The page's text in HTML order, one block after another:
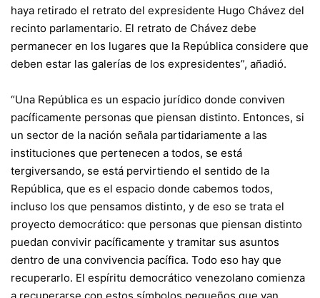
haya retirado el retrato del expresidente Hugo Chávez del
recinto parlamentario. El retrato de Chávez debe
permanecer en los lugares que la República considere que
deben estar las galerías de los expresidentes”, añadió.
“Una República es un espacio jurídico donde conviven
pacíficamente personas que piensan distinto. Entonces, si
un sector de la nación señala partidariamente a las
instituciones que pertenecen a todos, se está
tergiversando, se está pervirtiendo el sentido de la
República, que es el espacio donde cabemos todos,
incluso los que pensamos distinto, y de eso se trata el
proyecto democrático: que personas que piensan distinto
puedan convivir pacíficamente y tramitar sus asuntos
dentro de una convivencia pacífica. Todo eso hay que
recuperarlo. El espíritu democrático venezolano comienza
a recuperarse con estos símbolos pequeños que van